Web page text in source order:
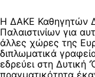
Η ΔΑΚΕ Καθηγητών
Παλαιστινίων για
άλλες χώρες της
διπλωματικά
εδρεύει στη Δυτική